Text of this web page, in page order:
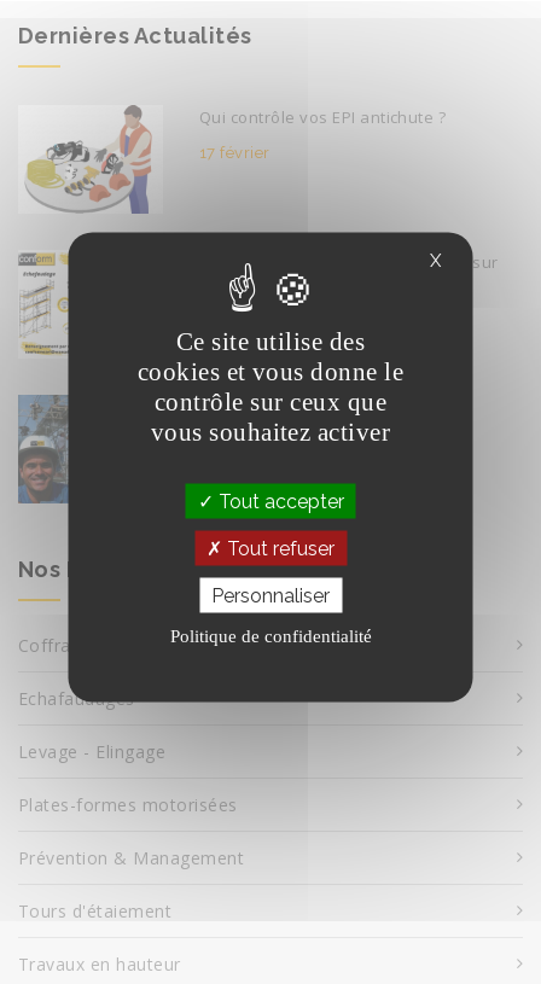
Dernières Actualités
Qui contrôle vos EPI antichute ?
17 février
Formation Echafaudage R408 INRS sur
Lyon Est
Conform recrute
17 février
Nos Formations
Coffrages Horizontaux
Echafaudages
Levage - Elingage
Plates-formes motorisées
Prévention & Management
Tours d'étaiement
Travaux en hauteur
X
Ce site utilise des
cookies et vous donne le
contrôle sur ceux que
vous souhaitez activer
Tout accepter
Tout refuser
Personnaliser
Politique de confidentialité